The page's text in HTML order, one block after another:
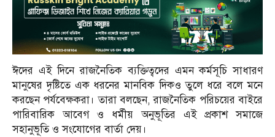
ঈদের এই দিনে রাজনৈতিক ব্যক্তিত্বদের এমন কর্মসূচি সাধারণ
মানুষের দৃষ্টিতে এক ধরনের মানবিক দিকও তুলে ধরে বলে মনে
করছেন পর্যবেক্ষকরা। তারা বলছেন, রাজনৈতিক পরিচয়ের বাইরে
পারিবারিক আবেগ ও ধর্মীয় অনুভূতির এই প্রকাশ সমাজে
সহানুভূতি ও সংযোগের বার্তা দেয়।